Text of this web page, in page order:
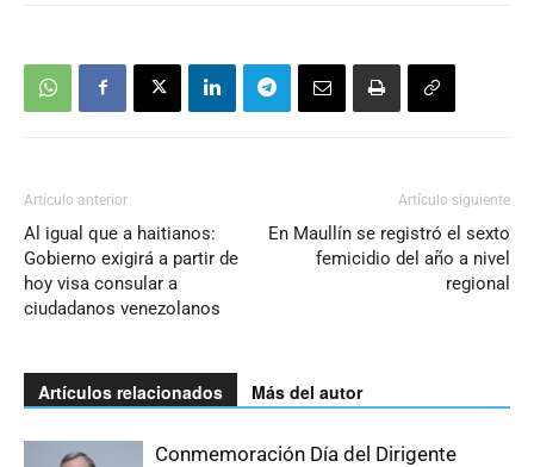
Artículo anterior
Al igual que a haitianos:
Gobierno exigirá a partir de
hoy visa consular a
ciudadanos venezolanos
Artículo siguiente
En Maullín se registró el sexto
femicidio del año a nivel
regional
Artículos relacionados Más del autor
Conmemoración Día del Dirigente